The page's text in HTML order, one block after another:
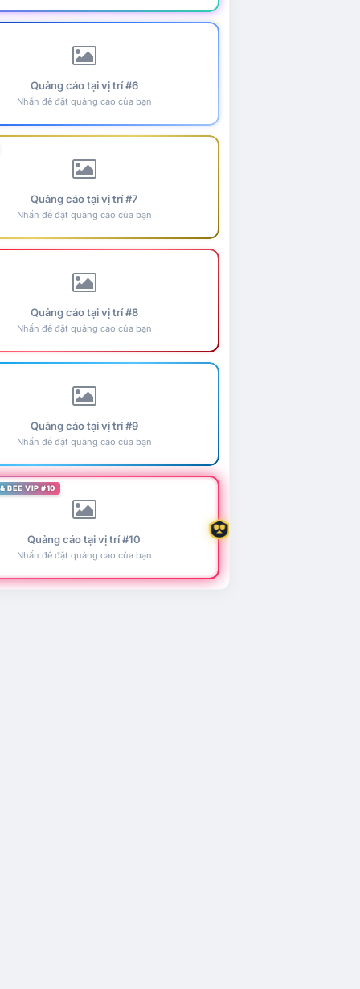
Quảng cáo tại vị trí #6
Nhấn để đặt quảng cáo của bạn
Quảng cáo tại vị trí #7
Nhấn để đặt quảng cáo của bạn
Quảng cáo tại vị trí #8
Nhấn để đặt quảng cáo của bạn
Quảng cáo tại vị trí #9
Nhấn để đặt quảng cáo của bạn
BEE VIP #10
Quảng cáo tại vị trí #10
Nhấn để đặt quảng cáo của bạn